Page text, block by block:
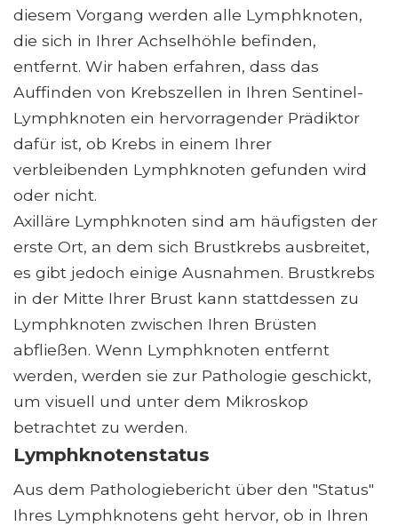
diesem Vorgang werden alle Lymphknoten,
die sich in Ihrer Achselhöhle befinden,
entfernt. Wir haben erfahren, dass das
Auffinden von Krebszellen in Ihren Sentinel-
Lymphknoten ein hervorragender Prädiktor
dafür ist, ob Krebs in einem Ihrer
verbleibenden Lymphknoten gefunden wird
oder nicht.
Axilläre Lymphknoten sind am häufigsten der
erste Ort, an dem sich Brustkrebs ausbreitet,
es gibt jedoch einige Ausnahmen. Brustkrebs
in der Mitte Ihrer Brust kann stattdessen zu
Lymphknoten zwischen Ihren Brüsten
abfließen. Wenn Lymphknoten entfernt
werden, werden sie zur Pathologie geschickt,
um visuell und unter dem Mikroskop
betrachtet zu werden.
Lymphknotenstatus
Aus dem Pathologiebericht über den "Status"
Ihres Lymphknotens geht hervor, ob in Ihren